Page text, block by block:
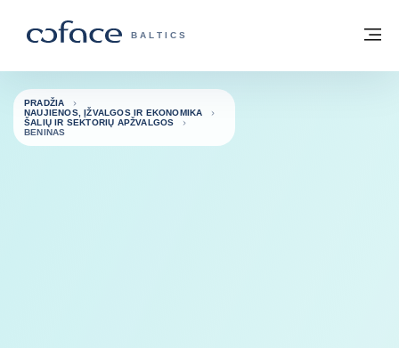
„COFACE“ FOR TRADE - GRUPĖS
BALTICS
Grįžti į pradžią
PRADŽIA
NAUJIENOS, ĮŽVALGOS IR EKONOMIKA
ŠALIŲ IR SEKTORIŲ APŽVALGOS
BENINAS